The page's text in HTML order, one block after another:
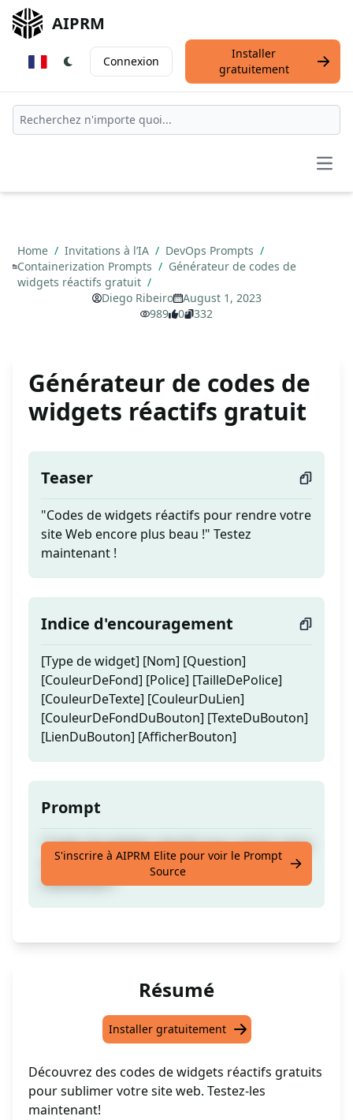
AIPRM
Connexion
Installer
gratuitement
Home / Invitations à l’IA / DevOps Prompts /
Containerization Prompts / Générateur de codes de
widgets réactifs gratuit /
Diego Ribeiro
August 1, 2023
989
0 332
Générateur de codes de
widgets réactifs gratuit
Teaser
"Codes de widgets réactifs pour rendre votre
site Web encore plus beau !" Testez
maintenant !
Indice d'encouragement
[Type de widget] [Nom] [Question]
[CouleurDeFond] [Police] [TailleDePolice]
[CouleurDeTexte] [CouleurDuLien]
[CouleurDeFondDuBouton] [TexteDuBouton]
[LienDuBouton] [AfficherBouton]
Prompt
"Codes de widgets réactifs pour rendre votre
site Web encore plus beau !" Testez
maintenant !
S'inscrire à AIPRM Elite pour voir le Prompt
Source
Résumé
Installer gratuitement
Découvrez des codes de widgets réactifs gratuits
pour sublimer votre site web. Testez-les
maintenant!